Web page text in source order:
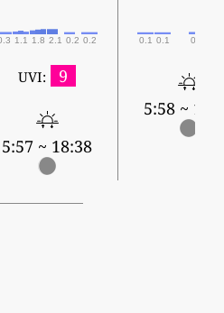
1.1 1.8 2.1 0.2 0.2 0.1 0.1 0.3
UVI: 9
5:57 ~ 18:38
5:58 ~ 18:37